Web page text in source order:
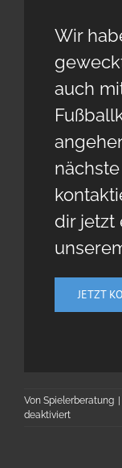
Wir
auch
dir jetzt
JETZT
Von Spielerberatung
deaktiviertfür